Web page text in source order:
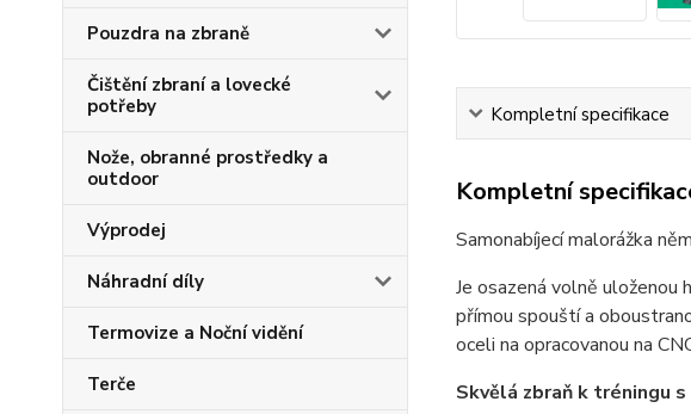
Pouzdra na zbraně
Čištění zbraní a lovecké
potřeby
Nože, obranné prostředky a
outdoor
Výprodej
Náhradní díly
Termovize a Noční vidění
Terče
Kompletní specifikace
Kompletní
Samonabíjecí malorážka
Je osazená volně uloženou
přímou spouští a
oceli na opracovanou na
Skvělá zbraň k tréningu